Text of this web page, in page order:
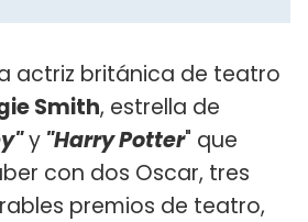
actriz británica de teatro
Smith, estrella de
y "Harry Potter" que
con dos Oscar, tres
premios de teatro,